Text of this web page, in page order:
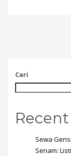
Cari
Sewa
Senam: